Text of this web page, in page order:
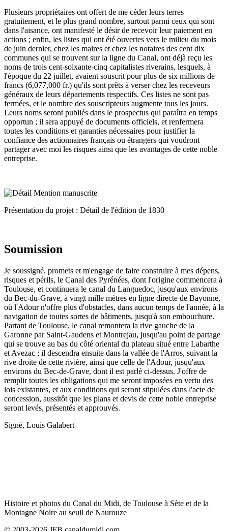
Plusieurs propriétaires ont offert de me céder leurs terres
gratuitement, et le plus grand nombre, surtout parmi ceux qui sont
dans l'aisance, ont manifesté le désir de recevoir leur paiement en
actions ; enfin, les listes qui ont été ouvertes vers le milieu du mois
de juin dernier, chez les maires et chez les notaires des cent dix
communes qui se trouvent sur la ligne du Canal, ont déjà reçu les
noms de trois cent-soixante-cinq capitalistes riverains, lesquels, à
l'époque du 22 juillet, avaient souscrit pour plus de six millions de
francs (6,077,000 fr.) qu'ils sont prêts à verser chez les receveurs
généraux de leurs départements respectifs. Ces listes ne sont pas
fermées, et le nombre des souscripteurs augmente tous les jours.
Leurs noms seront publiés dans le prospectus qui paraîtra en temps
opportun ; il sera appuyé de documents officiels, et renfermera
toutes les conditions et garanties nécessaires pour justifier la
confiance des actionnaires français ou étrangers qui voudront
partager avec moi les risques ainsi que les avantages de cette noble
entreprise.
Présentation du projet : Détail de l'édition de 1830
Soumission
Je soussigné, promets et m'engage de faire construire à mes dépens,
risques et périls, le Canal des Pyrénées, dont l'origine commencera à
Toulouse, et continuera le canal du Languedoc, jusqu'aux environs
du Bec-du-Grave, à vingt mille mètres en ligne directe de Bayonne,
où l'Adour n'offre plus d'obstacles, dans aucun temps de l'année, à la
navigation de toutes sortes de bâtiments, jusqu'à son embouchure.
Partant de Toulouse, le canal remontera la rive gauche de la
Garonne par Saint-Gaudens et Montrejau, jusqu'au point de partage
qui se trouve au bas du côté oriental du plateau situé entre Labarthe
et Avezac ; il descendra ensuite dans la vallée de l'Arros, suivant la
rive droite de cette rivière, ainsi que celle de l'Adour, jusqu'aux
environs du Bec-de-Grave, dont il est parlé ci-dessus. J'offre de
remplir toutes les obligations qui me seront imposées en vertu des
lois existantes, et aux conditions qui seront stipulées dans l'acte de
concession, aussitôt que les plans et devis de cette noble entreprise
seront levés, présentés et approuvés.
Signé, Louis Galabert
Histoire et photos du Canal du Midi, de Toulouse à Sète et de la
Montagne Noire au seuil de Naurouze